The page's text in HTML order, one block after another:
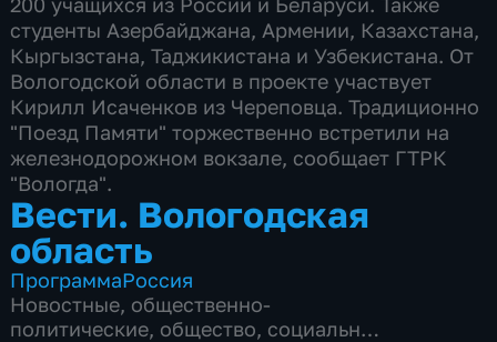
студенты Азербайджана, Армении, Казахстана,
Кыргызстана, Таджикистана и Узбекистана. От
Вологодской области в проекте участвует
Кирилл Исаченков из Череповца. Традиционно
"Поезд Памяти" торжественно встретили на
железнодорожном вокзале, сообщает ГТРК
"Вологда".
Вести. Вологодская
область
ПрограммаРоссия
Новостные, общественно-
политические, общество, социально-